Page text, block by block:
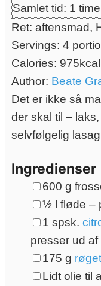
Samlet tid: 1 time
time
Ret: aftensmad,
Servings: 4
Calories: 975kcal
Author: Beate
Det er ikke så
der skal til –
selvfølgelig
Ingredienser
▢
600 g
▢
½
fløde –
▢
1 spsk.
presser ud
▢
175 g
▢
Lidt olie til